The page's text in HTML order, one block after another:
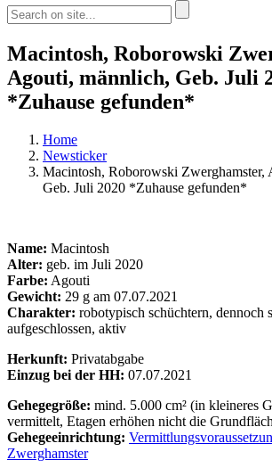
Macintosh, Roborowski
Agouti, männlich, Geb. Juli
*Zuhause gefunden*
Home
Newsticker
Macintosh, Roborowski Zwerghamster,
Geb. Juli 2020 *Zuhause gefunden*
Name: Macintosh
Alter: geb. im Juli 2020
Farbe: Agouti
Gewicht: 29 g am 07.07.2021
Charakter: robotypisch schüchtern, dennoch
aufgeschlossen, aktiv
Herkunft: Privatabgabe
Einzug bei der HH: 07.07.2021
Gehegegröße: mind. 5.000 cm² (in kleineres
vermittelt, Etagen erhöhen nicht die
Gehegeeinrichtung:
Zwerghamster